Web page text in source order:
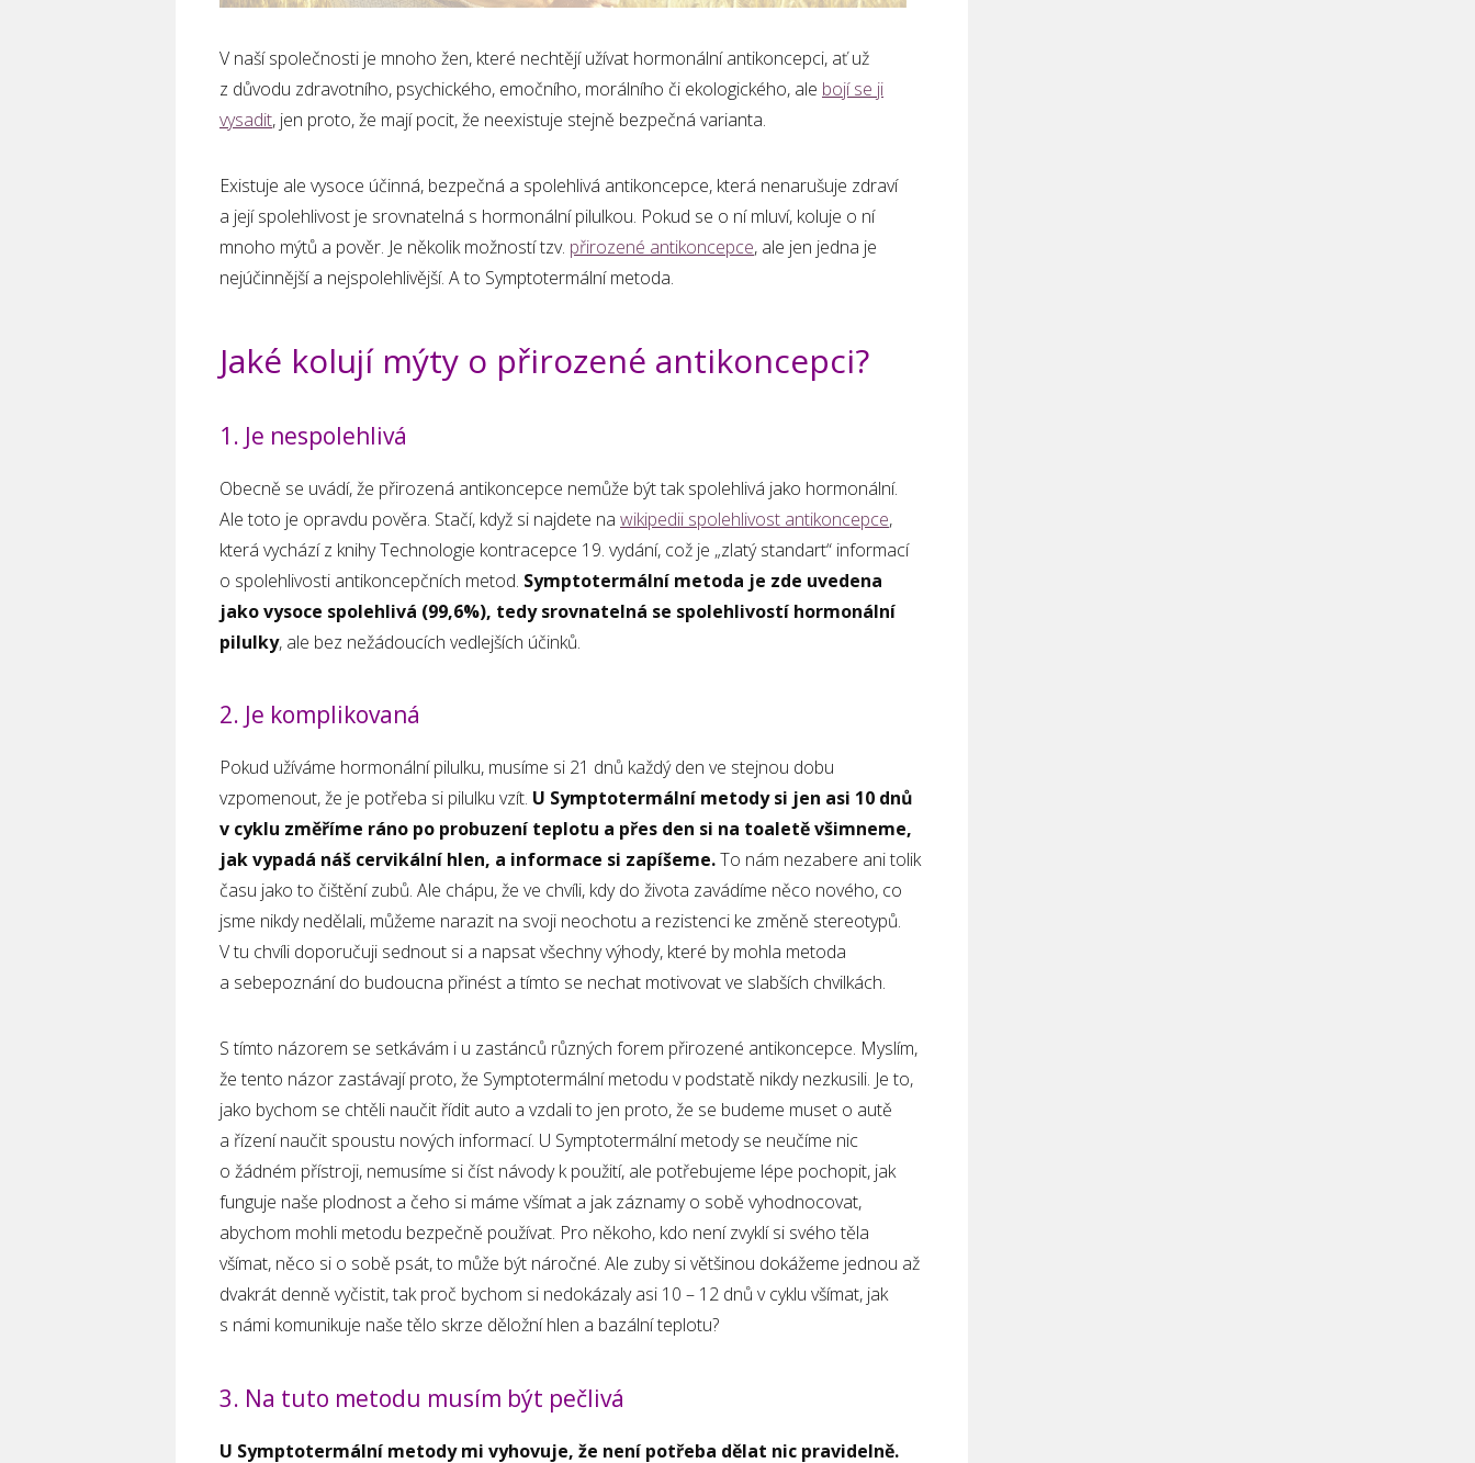
V naší společnosti je mnoho žen, které nechtějí užívat hormonální antikoncepci, ať už
z důvodu zdravotního, psychického, emočního, morálního či ekologického, ale bojí se ji
vysadit, jen proto, že mají pocit, že neexistuje stejně bezpečná varianta.
Existuje ale vysoce účinná, bezpečná a spolehlivá antikoncepce, která nenarušuje zdraví
a její spolehlivost je srovnatelná s hormonální pilulkou. Pokud se o ní mluví, koluje o ní
mnoho mýtů a pověr. Je několik možností tzv. přirozené antikoncepce, ale jen jedna je
nejúčinnější a nejspolehlivější. A to Symptotermální metoda.
Jaké kolují mýty o přirozené antikoncepci?
1. Je nespolehlivá
Obecně se uvádí, že přirozená antikoncepce nemůže být tak spolehlivá jako hormonální.
Ale toto je opravdu pověra. Stačí, když si najdete na wikipedii spolehlivost antikoncepce,
která vychází z knihy Technologie kontracepce 19. vydání, což je „zlatý standart“ informací
o spolehlivosti antikoncepčních metod. Symptotermální metoda je zde uvedena
jako vysoce spolehlivá (99,6%), tedy srovnatelná se spolehlivostí hormonální
pilulky, ale bez nežádoucích vedlejších účinků.
2. Je komplikovaná
Pokud užíváme hormonální pilulku, musíme si 21 dnů každý den ve stejnou dobu
vzpomenout, že je potřeba si pilulku vzít. U Symptotermální metody si jen asi 10 dnů
v cyklu změříme ráno po probuzení teplotu a přes den si na toaletě všimneme,
jak vypadá náš cervikální hlen, a informace si zapíšeme.To nám nezabere ani tolik
času jako to čištění zubů. Ale chápu, že ve chvíli, kdy do života zavádíme něco nového, co
jsme nikdy nedělali, můžeme narazit na svoji neochotu a rezistenci ke změně stereotypů.
V tu chvíli doporučuji sednout si a napsat všechny výhody, které by mohla metoda
a sebepoznání do budoucna přinést a tímto se nechat motivovat ve slabších chvilkách.
S tímto názorem se setkávám i u zastánců různých forem přirozené antikoncepce. Myslím,
že tento názor zastávají proto, že Symptotermální metodu v podstatě nikdy nezkusili. Je to,
jako bychom se chtěli naučit řídit auto a vzdali to jen proto, že se budeme muset o autě
a řízení naučit spoustu nových informací. U Symptotermální metody se neučíme nic
o žádném přístroji, nemusíme si číst návody k použití, ale potřebujeme lépe pochopit, jak
funguje naše plodnost a čeho si máme všímat a jak záznamy o sobě vyhodnocovat,
abychom mohli metodu bezpečně používat. Pro někoho, kdo není zvyklí si svého těla
všímat, něco si o sobě psát, to může být náročné. Ale zuby si většinou dokážeme jednou až
dvakrát denně vyčistit, tak proč bychom si nedokázaly asi 10 – 12 dnů v cyklu všímat, jak
s námi komunikuje naše tělo skrze děložní hlen a bazální teplotu?
3. Na tuto metodu musím být pečlivá
U Symptotermální metody mi vyhovuje, že není potřeba dělat nic pravidelně.